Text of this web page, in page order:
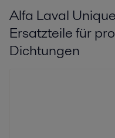
Alfa Laval
Ersatzteile für
Dichtungen